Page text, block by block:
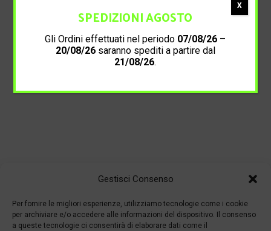
Gestisci Consenso
Per fornire le migliori esperienze, utilizziamo tecnologie come i cookie
per archiviare e/o accedere alle informazioni del dispositivo. Il consenso
a queste tecnologie ci consentirà di elaborare dati come il
SPEDIZIONI AGOSTO
Gli Ordini effettuati nel periodo 07/08/26 –
20/08/26saranno spediti a partire dal
21/08/26.
X